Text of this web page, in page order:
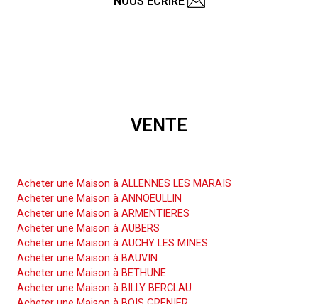
VENTE
Acheter une Maison à ALLENNES LES MARAIS
Acheter une Maison à ANNOEULLIN
Acheter une Maison à ARMENTIERES
Acheter une Maison à AUBERS
Acheter une Maison à AUCHY LES MINES
Acheter une Maison à BAUVIN
Acheter une Maison à BETHUNE
Acheter une Maison à BILLY BERCLAU